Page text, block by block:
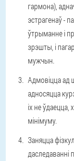
гармона),
эстрагенаў -
ўтрыманне і
зрэшты, і
мужчын.
Адмовіцца ад
адносяцца
іх не ўдаецца,
мінімуму.
Заняцца